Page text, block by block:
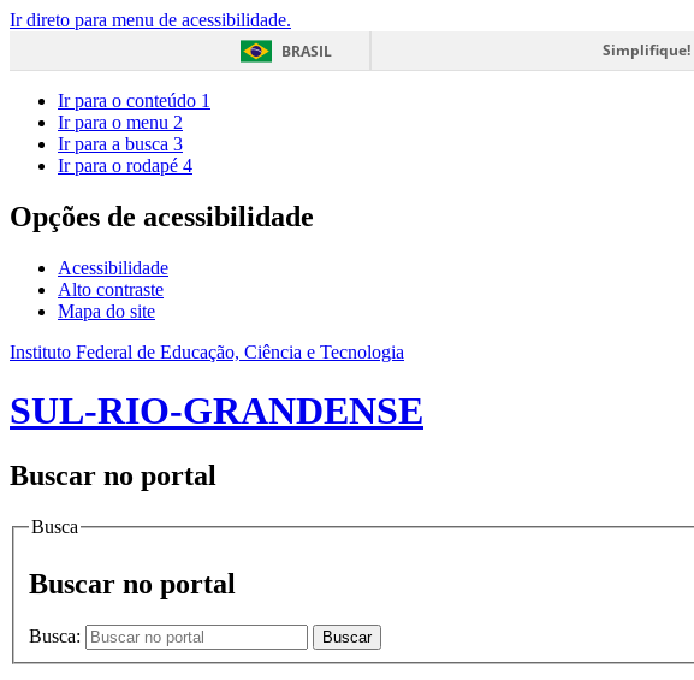
Ir direto para menu de acessibilidade.
BRASIL
Simplifique!
Ir para o conteúdo 1
Ir para o menu 2
Ir para a busca 3
Ir para o rodapé 4
Opções de acessibilidade
Acessibilidade
Alto contraste
Mapa do site
Instituto Federal de Educação, Ciência e Tecnologia
SUL-RIO-GRANDENSE
Buscar no portal
Busca
Buscar no portal
Busca: Buscar